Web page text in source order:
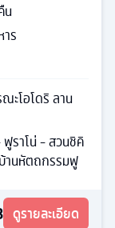
น
ร
ะโอโดริ ลาน
ฟูราโน่ - สวนชิคิ
บ้านหัตถกรรมฟู
ดูรายละเอียด